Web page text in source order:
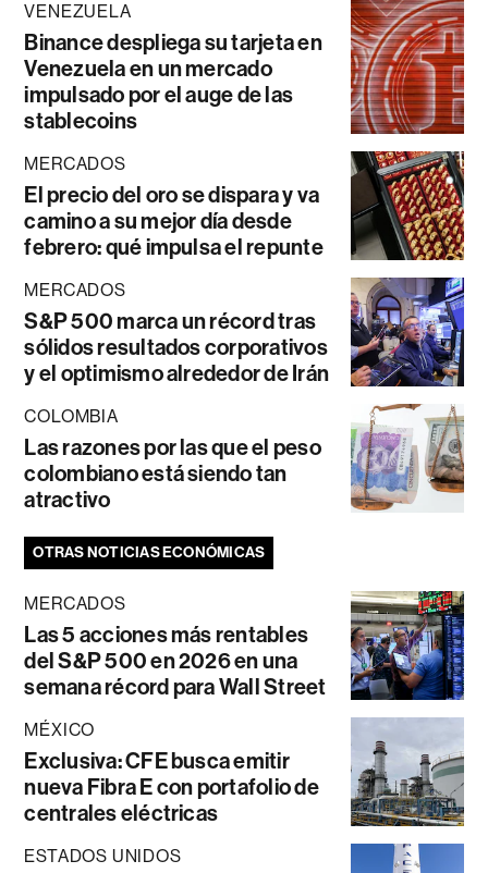
VENEZUELA
Binance despliega su tarjeta en
Venezuela en un mercado
impulsado por el auge de las
stablecoins
MERCADOS
El precio del oro se dispara y va
camino a su mejor día desde
febrero: qué impulsa el repunte
MERCADOS
S&P 500 marca un récord tras
sólidos resultados corporativos
y el optimismo alrededor de Irán
COLOMBIA
Las razones por las que el peso
colombiano está siendo tan
atractivo
OTRAS NOTICIAS ECONÓMICAS
MERCADOS
Las 5 acciones más rentables
del S&P 500 en 2026 en una
semana récord para Wall Street
MÉXICO
Exclusiva: CFE busca emitir
nueva Fibra E con portafolio de
centrales eléctricas
ESTADOS UNIDOS